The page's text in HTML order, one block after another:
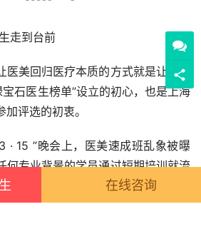
走到台前
医美回归医疗本质的方式就是让好医
石医生榜单”设立的初心，也是上海
评选的初衷。
· 15 ”晚会上，医美速成班乱象被曝
何专业背景的学员通过短期培训就流
了巨大隐患。 想要阻止这种“劣币驱
了监管上的重拳出击，也需要好医
在线咨询